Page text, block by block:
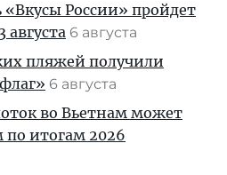
«Вкусы России» пройдет
августа 6 августа
пляжей получили
6 августа
во Вьетнам может
по итогам 2026